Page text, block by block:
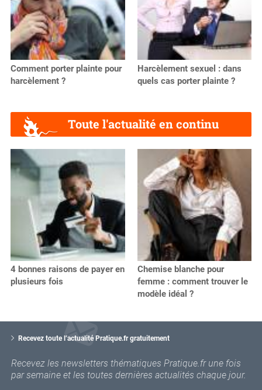
Comment porter plainte pour
harcèlement ?
Harcèlement sexuel : dans
quels cas porter plainte ?
Toute l'actualité en continu
4 bonnes raisons de payer en
plusieurs fois
Chemise blanche pour
femme : comment trouver le
modèle idéal ?
Recevez toute l’actualité Pratique.fr gratuitement
Recevez les newsletters thématiques Pratique.fr une fois
par semaine et les toutes dernières actualités chaque jour.
o
r
e
e